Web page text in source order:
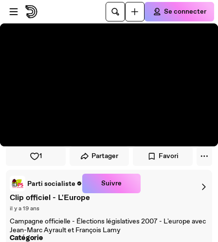
Passer au player
Passer au contenu principal
Se connecter
1 Partager Favori
Parti socialiste Suivre
Clip officiel - L'Europe
il y a 19 ans
Campagne officielle - Élections législatives 2007 - L'europe avec
Jean-Marc Ayrault et François Lamy
Catégorie